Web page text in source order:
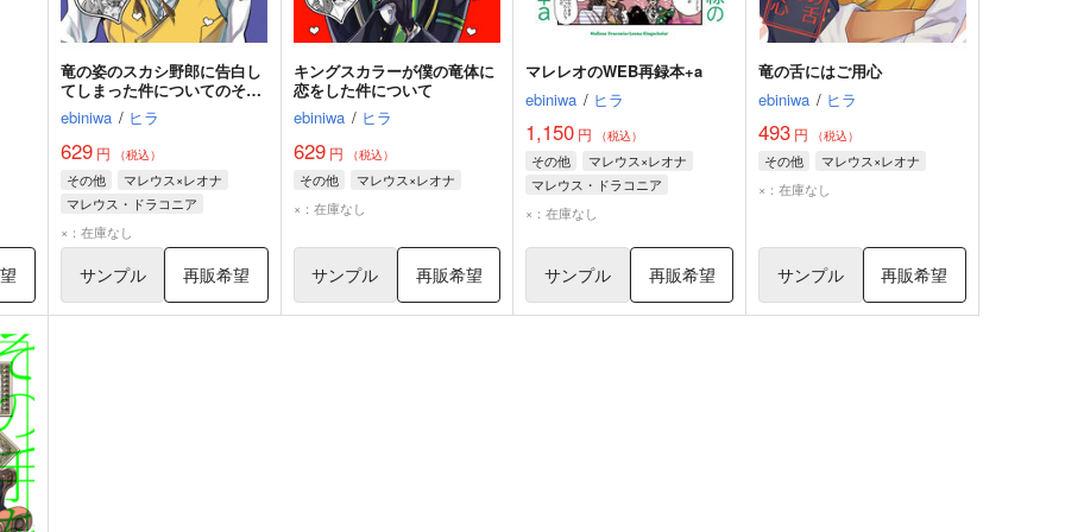
竜の姿のスカシ野郎に告白し
てしまった件についてのその
後
ebiniwa / ヒラ
629円 （税込）
その他
マレウス×レオナ
マレウス・ドラコニア
レオナ・キングスカラー
×：在庫なし
サンプル 再販希望
キングスカラーが僕の竜体に
恋をした件について
ebiniwa / ヒラ
629円 （税込）
その他
マレウス×レオナ
×：在庫なし
サンプル 再販希望
マレレオのWEB再録本+a
ebiniwa / ヒラ
1,150 円 （税込）
その他
マレウス×レオナ
マレウス・ドラコニア
レオナ・キングスカラー
×：在庫なし
サンプル 再販希望
竜の舌にはご用心
ebiniwa / ヒラ
493 円 （税込）
その他
マレウス×レオナ
×：在庫なし
サンプル 再販希望